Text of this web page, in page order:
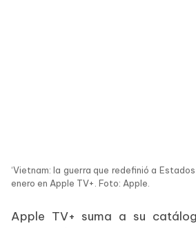
‘Vietnam: la guerra que redefinió a
enero en Apple TV+. Foto: Apple.
Apple TV+ suma a su